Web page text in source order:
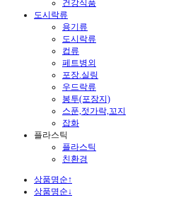
건강식품
도시락류
용기류
도시락류
컵류
페트병외
포장.실링
우드락류
봉투(포장지)
스푼,젓가락,꼬지
잡화
플라스틱
플라스틱
친환경
상품명순↑
상품명순↓